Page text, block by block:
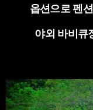
옵션으로 펜
야외 바비큐